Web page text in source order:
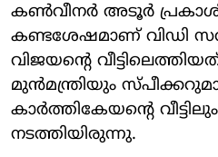
കണ്‍വീനര്‍ അടൂര്‍
കണ്ടശേഷമാണ് വിഡി
വിജയന്റെ
മുന്‍മന്ത്രിയും
കാര്‍ത്തികേയന്റെ
നടത്തിയിരുന്നു.